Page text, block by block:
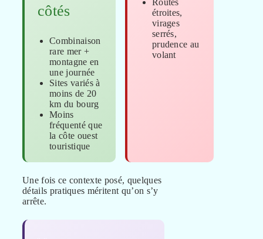
côtés
Combinaison
rare mer +
montagne en
une journée
Sites variés à
moins de 20
km du bourg
Moins
fréquenté que
la côte ouest
touristique
Routes
étroites,
virages
serrés,
prudence au
volant
Une fois ce contexte posé, quelques
détails pratiques méritent qu’on s’y
arrête.